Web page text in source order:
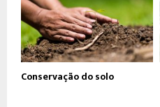
Conservação do solo